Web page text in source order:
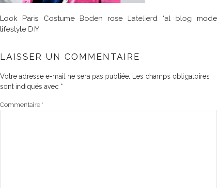
Look Paris Costume Boden rose L’atelierd ‘al blog mode
lifestyle DIY
LAISSER UN COMMENTAIRE
Votre adresse e-mail ne sera pas publiée.
Les champs obligatoires
sont indiqués avec *
Commentaire *